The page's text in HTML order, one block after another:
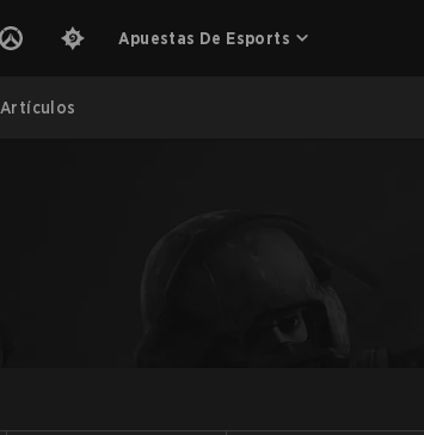
Apuestas De Esports
Artículos